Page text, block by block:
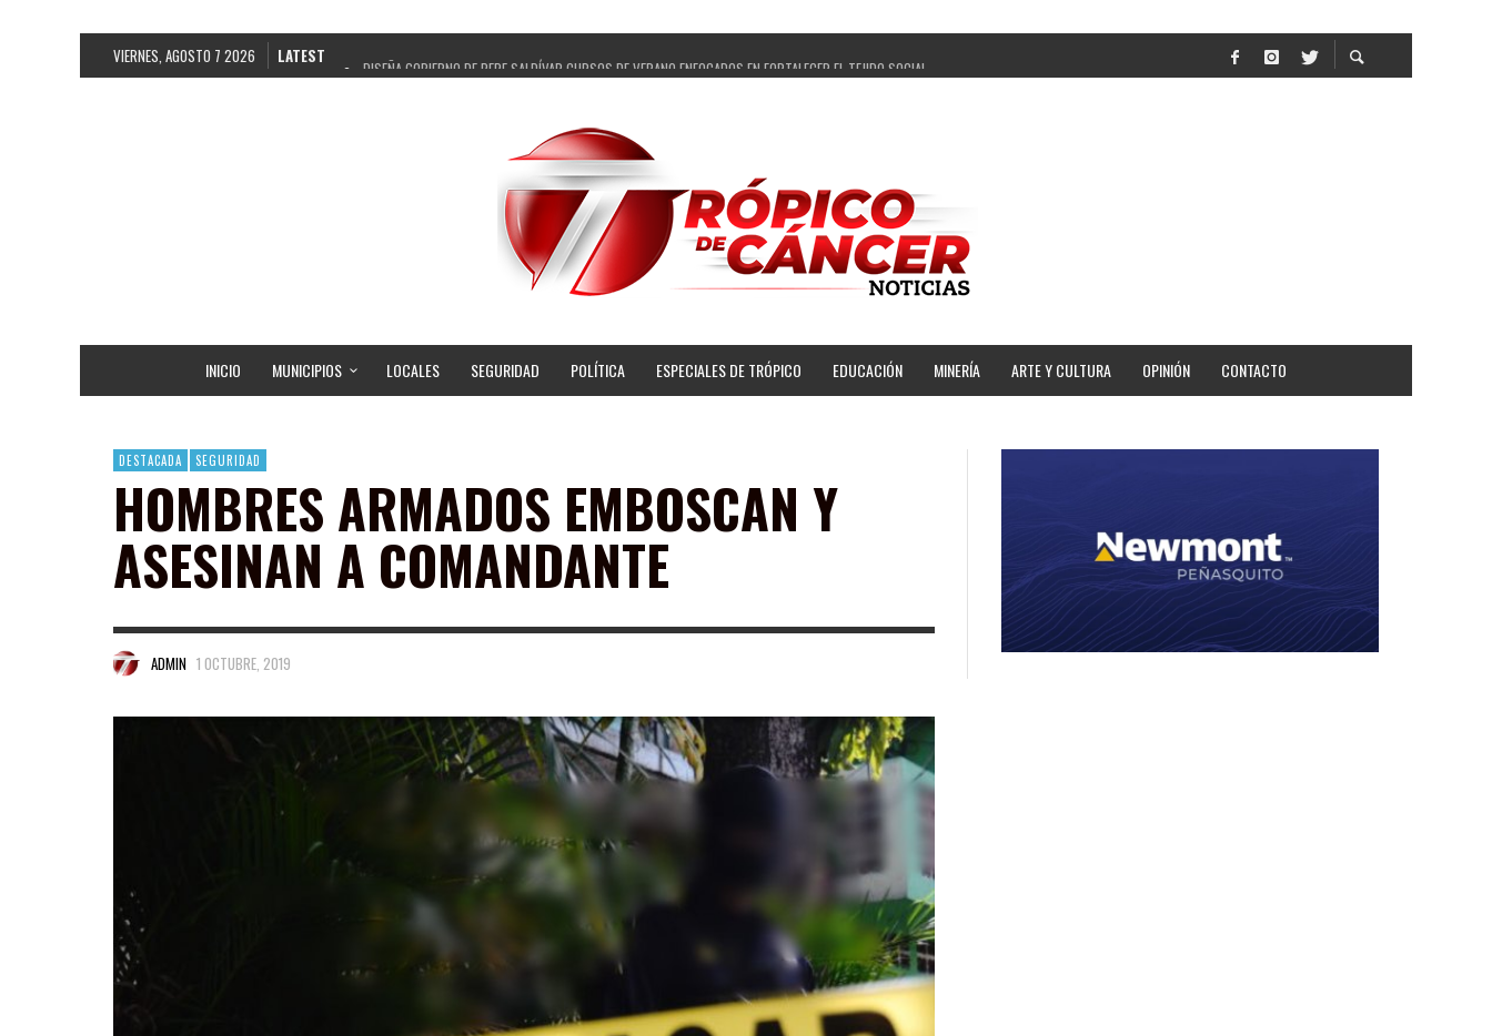
VIERNES, AGOSTO 7 2026 LATEST
DISEÑA GOBIERNO DE PEPE SALDÍVAR CURSOS DE VERANO ENFOCADOS EN FORTALECER EL TEJIDO SOCIAL
FORTALECE GOBIERNO DE PEPE SALDÍVAR LA EDUCACIÓN EN LA ZACATECANA CON COMODATO DE CENTRO DE BIENESTAR
GOBIERNO DE PEPE SALDÍVAR Y GRUPO FEMSA GENERAN MÁS DE 3 MIL EMPLEOS EN GUADALUPE
CUARTA FERIA EXPO AGROPECUARIA TRAJO BENEFICIO DIRECTO A GUADALUPE: PEPE SALDÍVAR
RECONOCE PEPE SALDÍVAR A ARTISTA ZACATECANA VICTORIA HERNÁNDEZ
SON MUJERES GUADALUPENSES PRINCIPALES BENEFICIADAS DEL PROGRAMA VIVIENDAS PARA EL BIENESTAR
INICIO MUNICIPIOS LOCALES SEGURIDAD POLÍTICA ESPECIALES DE TRÓPICO EDUCACIÓN MINERÍA ARTE Y CULTURA OPINIÓN CONTACTO
DESTACADA SEGURIDAD
HOMBRES ARMADOS EMBOSCAN Y
ASESINAN A COMANDANTE
ADMIN 1 OCTUBRE, 2019